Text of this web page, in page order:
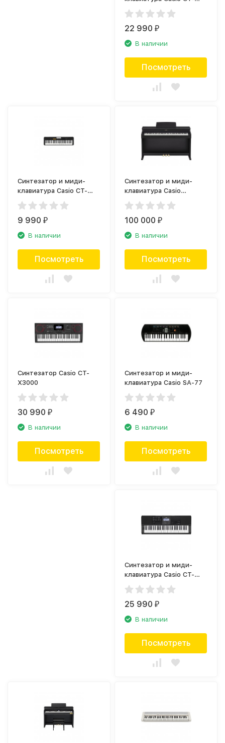
S400
22 990₽
В наличии
Посмотреть
Синтезатор и миди-
клавиатура Casio CT-
S100
9 990₽
В наличии
Посмотреть
Синтезатор и миди-
клавиатура Casio
Celviano AP-470BK
100 000₽
В наличии
Посмотреть
Синтезатор Casio CT-
X3000
30 990₽
В наличии
Посмотреть
Синтезатор и миди-
клавиатура Casio SA-77
6 490₽
В наличии
Посмотреть
Синтезатор и миди-
клавиатура Casio CT-
X800
25 990₽
В наличии
Посмотреть